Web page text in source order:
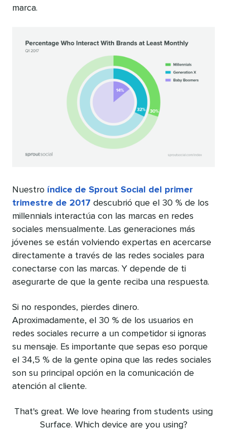
marca.
Nuestro índice de Sprout Social del primer
trimestre de 2017 descubrió que el 30 % de los
millennials interactúa con las marcas en redes
sociales mensualmente. Las generaciones más
jóvenes se están volviendo expertas en acercarse
directamente a través de las redes sociales para
conectarse con las marcas. Y depende de ti
asegurarte de que la gente reciba una respuesta.
Si no respondes, pierdes dinero.
Aproximadamente, el 30 % de los usuarios en
redes sociales recurre a un competidor si ignoras
su mensaje. Es importante que sepas eso porque
el 34,5 % de la gente opina que las redes sociales
son su principal opción en la comunicación de
atención al cliente.
That's great. We love hearing from students using
Surface. Which device are you using?